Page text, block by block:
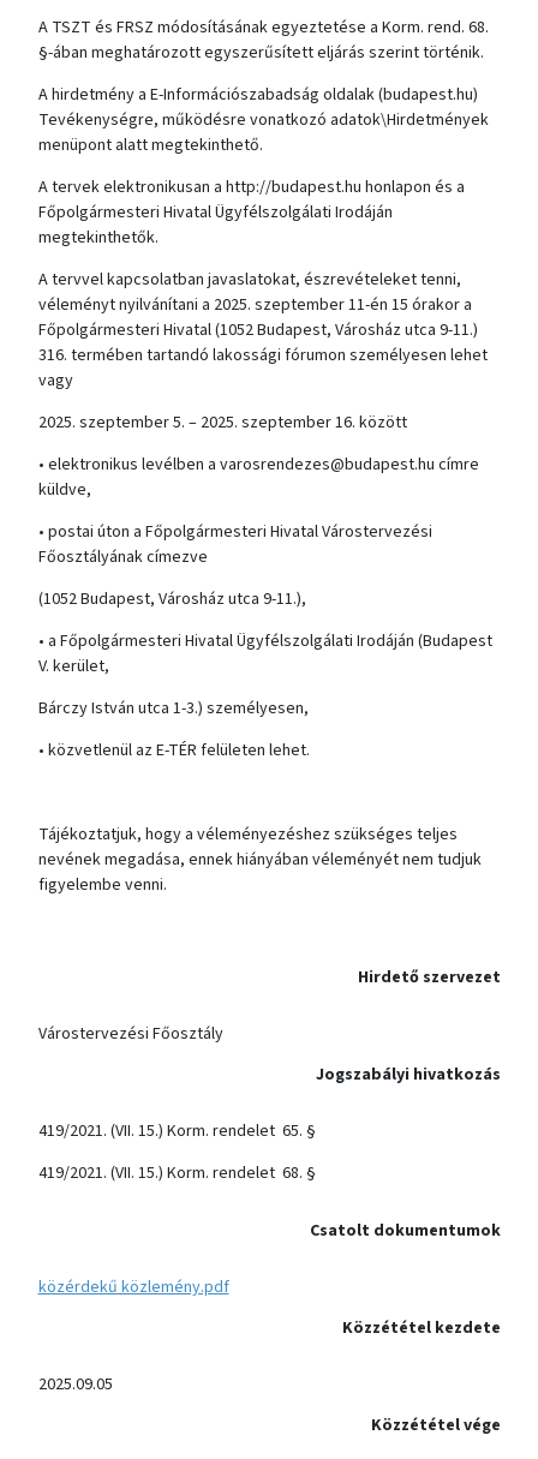
A TSZT és FRSZ módosításának egyeztetése a Korm. rend. 68.
§-ában meghatározott egyszerűsített eljárás szerint történik.
A hirdetmény a E-Információszabadság oldalak (budapest.hu)
Tevékenységre, működésre vonatkozó adatok\Hirdetmények
menüpont alatt megtekinthető.
A tervek elektronikusan a http://budapest.hu honlapon és a
Főpolgármesteri Hivatal Ügyfélszolgálati Irodáján
megtekinthetők.
A tervvel kapcsolatban javaslatokat, észrevételeket tenni,
véleményt nyilvánítani a 2025. szeptember 11-én 15 órakor a
Főpolgármesteri Hivatal (1052 Budapest, Városház utca 9-11.)
316. termében tartandó lakossági fórumon személyesen lehet
vagy
2025. szeptember 5. – 2025. szeptember 16. között
• elektronikus levélben a varosrendezes@budapest.hu címre
küldve,
• postai úton a Főpolgármesteri Hivatal Várostervezési
Főosztályának címezve
(1052 Budapest, Városház utca 9-11.),
• a Főpolgármesteri Hivatal Ügyfélszolgálati Irodáján (Budapest
V. kerület,
Bárczy István utca 1-3.) személyesen,
• közvetlenül az E-TÉR felületen lehet.
Tájékoztatjuk, hogy a véleményezéshez szükséges teljes
nevének megadása, ennek hiányában véleményét nem tudjuk
figyelembe venni.
Hirdető szervezet
Várostervezési Főosztály
Jogszabályi hivatkozás
419/2021. (VII. 15.) Korm. rendelet 65. §
419/2021. (VII. 15.) Korm. rendelet 68. §
Csatolt dokumentumok
közérdekű közlemény.pdf
Közzététel kezdete
2025.09.05
Közzététel vége